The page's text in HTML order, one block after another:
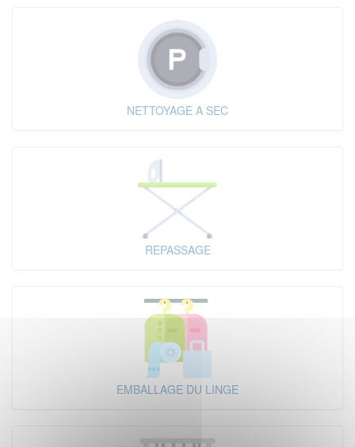
NETTOYAGE A SEC
REPASSAGE
EMBALLAGE DU LINGE